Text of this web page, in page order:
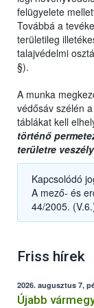
felügyelete
Továbbá a
területileg
talajvédelmi
§).
A munka
védősáv szélén
táblákat kell
történő
területre
Kapcsolódó
A mező- és
44/2005.
Friss hírek
2026. augusztus 7,
Újabb